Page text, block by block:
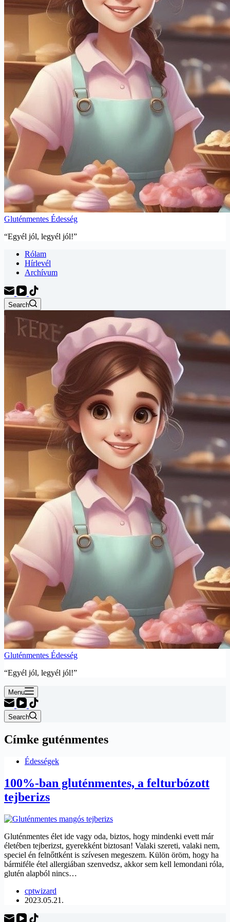
Gluténmentes Édesség
“Egyél jól, legyél jól!”
Rólam
Hírlevél
Archívum
Search
Gluténmentes Édesség
“Egyél jól, legyél jól!”
Menu
Search
Címke guténmentes
Édességek
100%-ban gluténmentes, a felturbózott
tejberizs
Gluténmentes élet ide vagy oda, biztos, hogy mindenki evett már
életében tejberizst, gyerekként biztosan! Valaki szereti, valaki nem,
speciel én felnőttként is szívesen megeszem. Külön öröm, hogy ha
bármiféle étel allergiában szenvedsz, akkor sem kell lemondani róla,
glutén alapból nincs…
cptwizard
2023.05.21.